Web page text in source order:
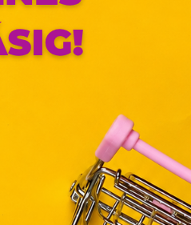
olyan
az Ön
„sütik"
egyéb